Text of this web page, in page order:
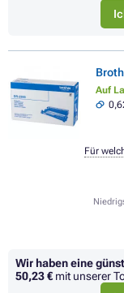
Auf
Für
Wir haben eine
50,23 € mit unserer